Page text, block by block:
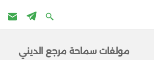
مولفات سماحة مرج​ع الديني